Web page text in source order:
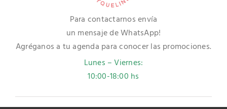
Para contactarnos envía
un mensaje de WhatsApp!
Agréganos a tu agenda para conocer las promociones.
Lunes – Viernes:
10:00-18:00 hs